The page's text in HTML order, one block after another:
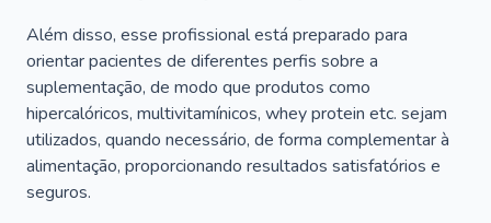
Além disso, esse profissional está preparado para
orientar pacientes de diferentes perfis sobre a
suplementação, de modo que produtos como
hipercalóricos, multivitamínicos, whey protein etc. sejam
utilizados, quando necessário, de forma complementar à
alimentação, proporcionando resultados satisfatórios e
seguros.